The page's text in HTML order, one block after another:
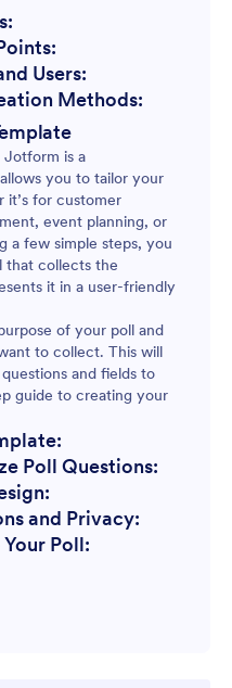
Users:
Methods:
is a
you to tailor your
it’s for customer
event planning, or
a few simple steps, you
that collects the
it in a user-friendly
of your poll and
to collect. This will
and fields to
guide to creating your
Poll Questions:
and Privacy:
Poll: